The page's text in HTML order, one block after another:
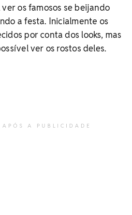
os famosos se beijando
a festa. Inicialmente os
por conta dos looks, mas
ver os rostos deles.
A PUBLICIDADE